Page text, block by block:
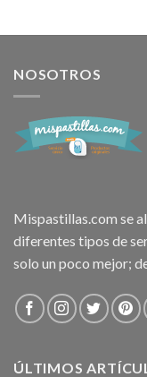
NOSOTROS
Mispastillas.com se
diferentes tipos de
solo un poco mejor;
ÚLTIMOS